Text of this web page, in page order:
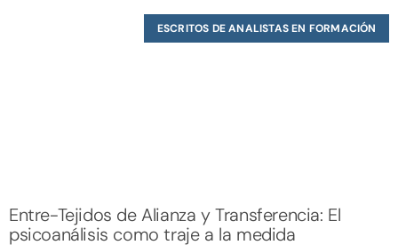
ESCRITOS DE ANALISTAS EN FORMACIÓN
Entre-Tejidos de Alianza y Transferencia: El
psicoanálisis como traje a la medida